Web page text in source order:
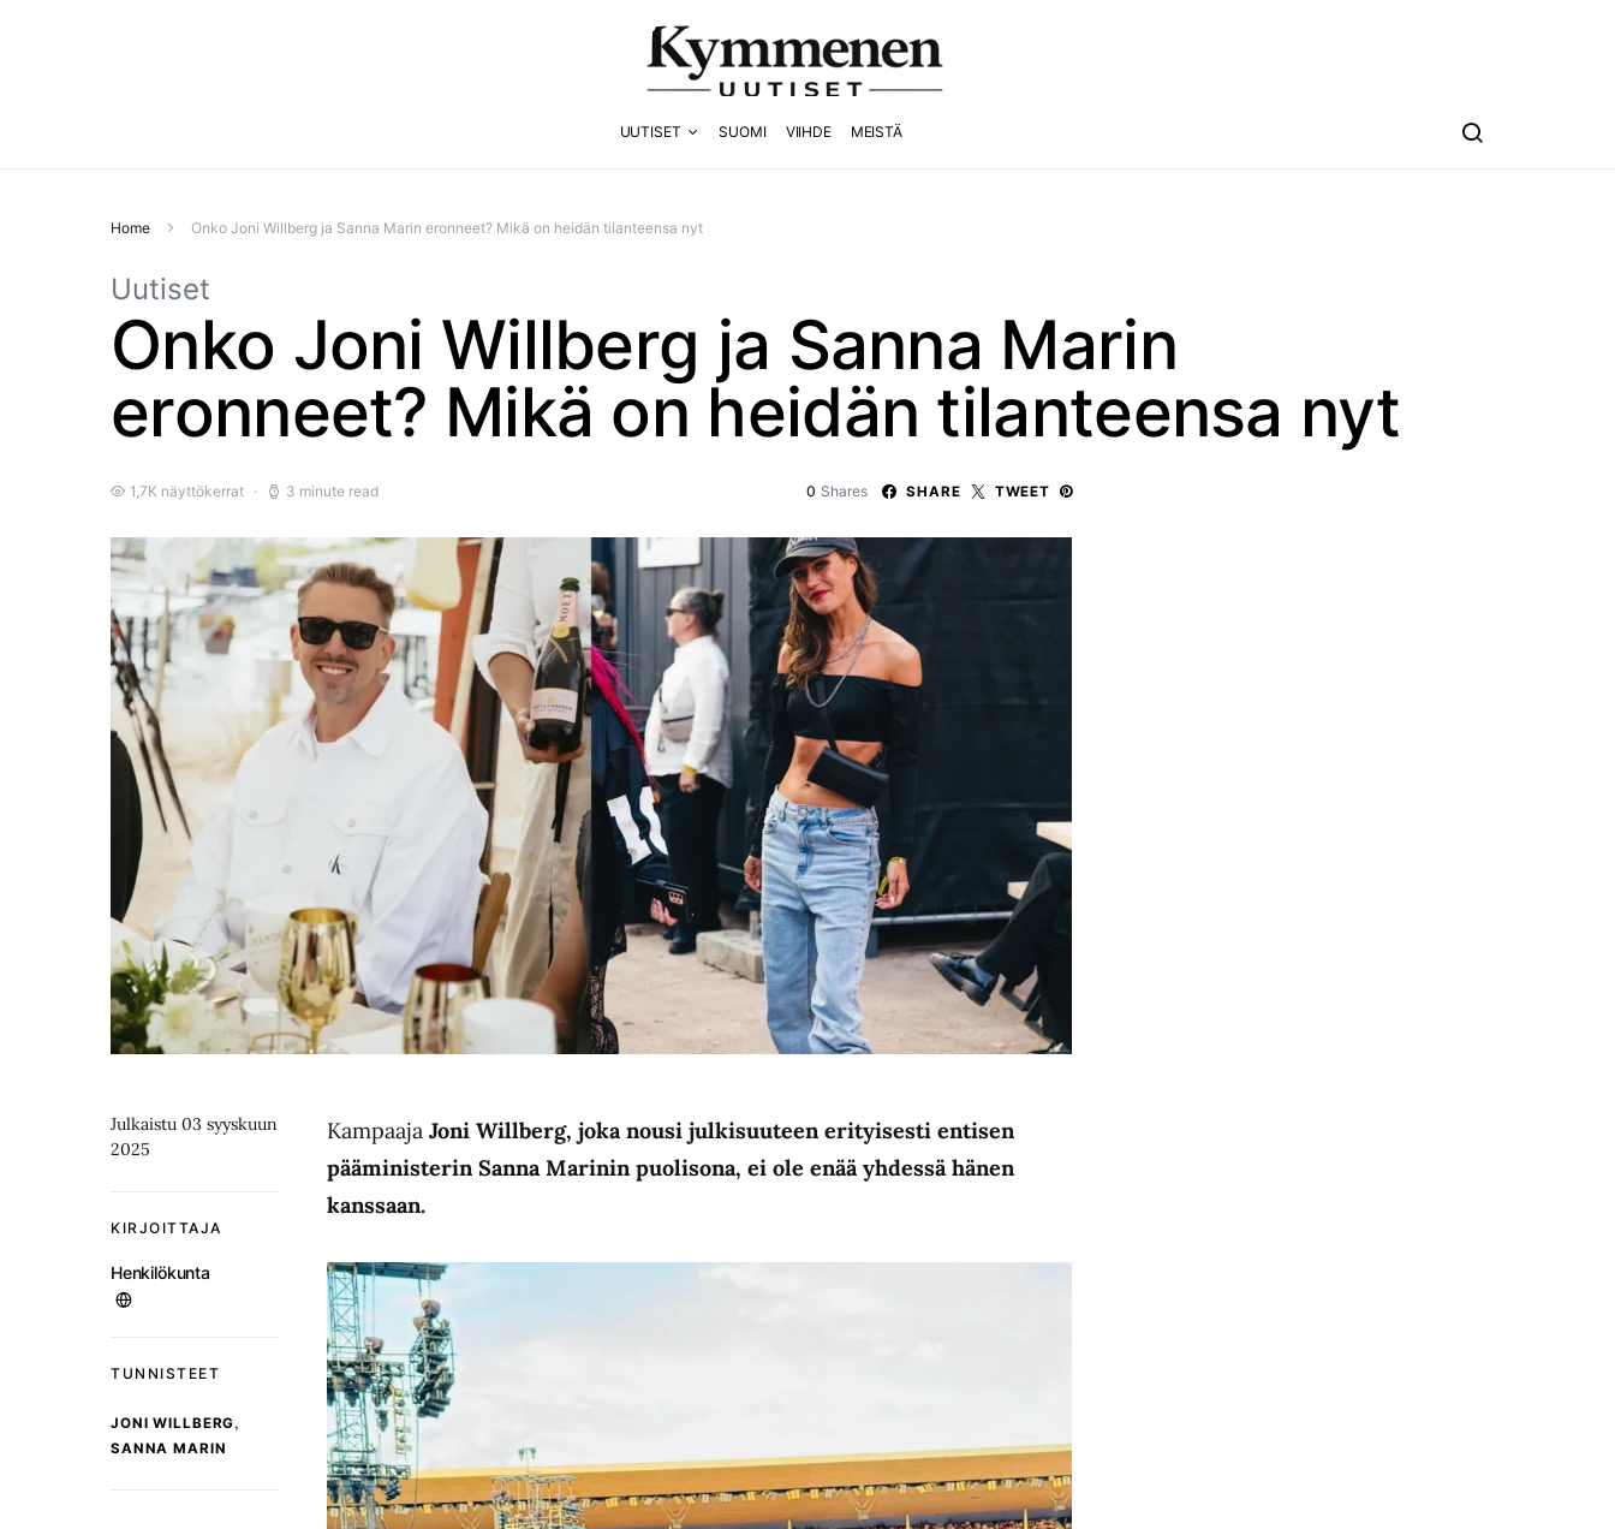
UUTISET SUOMI VIIHDE MEISTÄ
Home Onko Joni Willberg ja Sanna Marin eronneet? Mikä on heidän tilanteensa nyt
Uutiset
Onko Joni Willberg ja Sanna Marin
eronneet? Mikä on heidän tilanteensa nyt
1,7K näyttökerrat 3 minute read 0 Shares SHARE TWEET
Julkaistu 03 syyskuun
2025
KIRJOITTAJA
Henkilökunta
TUNNISTEET
JONI WILLBERG,
SANNA MARIN
Kampaaja Joni Willberg, joka nousi julkisuuteen erityisesti entisen
pääministerin Sanna Marinin puolisona, ei ole enää yhdessä hänen
kanssaan.